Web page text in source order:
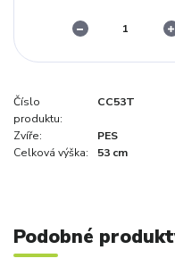
Číslo
produktu:
CC53T
Zvíře:
PES
Celková výška:
53 cm
Podobné